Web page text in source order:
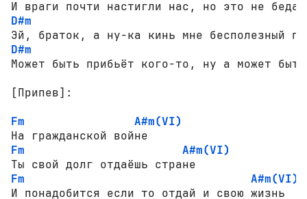
D#m
D#m
Может быть прибьёт кого-то, ну а может
[Припев]:
Fm
A#m(VI)
Fm
A#m(VI)
Fm
A#m(VI)